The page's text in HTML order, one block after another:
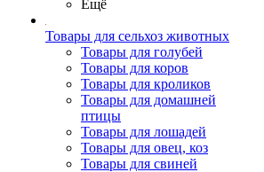
Ещё
Товары для сельхоз животных
Товары для голубей
Товары для коров
Товары для кроликов
Товары для домашней
птицы
Товары для лошадей
Товары для овец, коз
Товары для свиней